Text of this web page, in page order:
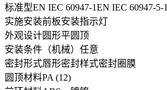
标准型EN IEC 60947-1EN IEC 60947-5-1
实施安装前板安装指示灯
外观设计圆形平圆顶
安装条件（机械） 任意
密封形式唇形密封样式密封圈 膜
圆顶材料PA (12)